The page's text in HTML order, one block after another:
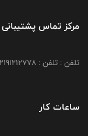
مرکز تماس پشتیبانی
تلفن : تلفن : 02191212778
ساعات کار